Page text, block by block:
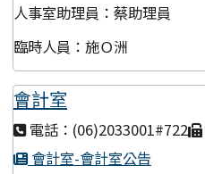
人事室助理員：蔡助理員
臨時人員：施Ｏ洲
會計室
電話：(06)2033001#722
會計室-會計室公告